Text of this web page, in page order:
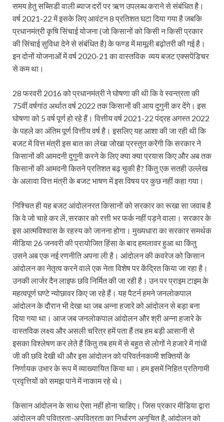
समय हेतु सब्सिडी वाली ब्याज दरों पर ऋण उपलब्ध कराने से संबंधित है।
वर्ष 2021-22 में इसके लिए आवंटन 8 प्रतिशत घटा दिया गया है जबकि
प्रधानमंत्री कृषि सिंचाई योजना (जो किसानों को किसी न किसी प्रकार
की सिंचाई सुविधा देने से संबंधित है) के फण्ड में मामूली बढ़ोतरी की गई है।
इन दोनों योजनाओं में वर्ष 2020-21 का वास्तविक व्यय बजट एक्सपेंडिचर
से कम था।
28 फरवरी 2016 को प्रधानमंत्री ने घोषणा की थी कि वे स्वन्त्रता की
75वीं वर्षगांठ अर्थात वर्ष 2022 तक किसानों की आय दुगुनी कर देंगे। इस
घोषणा को 5 वर्ष पूर्ण हो रहे हैं। वित्तीय वर्ष 2021-22 पंद्रह अगस्त 2022
के पहले का अंतिम पूर्ण वित्तीय वर्ष है। इसलिए यह आशा की जा रही थी कि
बजट में वित्त मंत्री इस बात का लेखा जोखा प्रस्तुत करेंगी कि सरकार ने
किसानों की आमदनी दुगुनी करने के लिए क्या क्या प्रयास किए और अब तक
किसानों की आमदनी कितने प्रतिशत बढ़ चुकी है? किंतु एक सतही उल्लेख
के अलावा वित्त मंत्री के बजट भाषण में इस विषय पर कुछ नहीं कहा गया।
निश्चित ही यह बजट आंदोलनरत किसानों को सरकार का रूखा सा जवाब है
कि वे जो चाहे कर लें, सरकार को रत्ती भर फर्क नहीं पड़ने वाला। सरकार के
इस आत्मविश्वास के रहस्य को जानना होगा। मुख्यधारा का सरकार समर्थक
मीडिया 26 जनवरी की प्रायोजित हिंसा के बाद हमलावर हुआ था किंतु
उसने अब एक नई रणनीति अपना ली है। आंदोलन की कवरेज को किसान
आंदोलन का नेतृत्व करने वाले एक नेता विशेष पर केंद्रित किया जा रहा है।
उनकी लार्जर दैन लाइफ छवि निर्मित की जा रही है। उन पर प्राइम टाइम के
महत्वपूर्ण घण्टे न्योछावर किए जा रहे हैं। यह पैटर्न हमने जनलोकपाल
आंदोलन के दौरान भी देखा था जब अन्ना हजारे को आंदोलन से बड़ा बना
दिया गया था। आज जब जनलोकपाल आंदोलन और श्री अन्ना हजारे के
वास्तविक लक्ष्य और असली चरित्र हमें पता हैं तब हम बड़ी आसानी से
इसका विश्लेषण कर लेते हैं किंतु तब हम में से बहुत से लोगों ने हजारे में गांधी
जी की छवि देखी थी और इस आंदोलन को परिवर्तनकामी शक्तियों के
निर्णायक उभार के रूप में व्याख्यायित किया था। हम इसमें निहित प्रतिगामी
प्रवृत्तियों को समझ पाने में नाकाम रहे थे।
किसान आंदोलन के साथ ऐसा नहीं होना चाहिए। जिस प्रकार मीडिया द्वारा
आंदोलन की पवित्रता-अपवित्रता का निर्धारण अनुचित है, आंदोलन को